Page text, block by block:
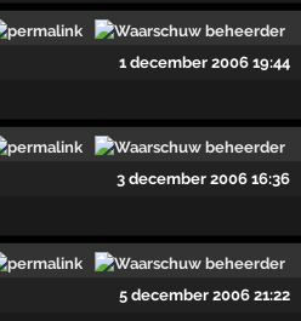
1 december 2006 19:44
3 december 2006 16:36
5 december 2006 21:22